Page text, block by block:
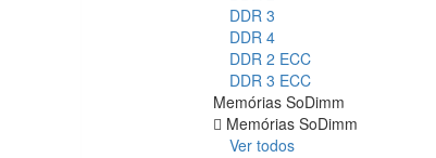
DDR 3
DDR 4
DDR 2 ECC
DDR 3 ECC
Memórias SoDimm
Memórias SoDimm
Ver todos